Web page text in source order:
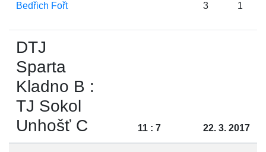
Bedřich Fořt 3 1
DTJ
Sparta
Kladno B :
TJ Sokol
Unhošť C
11 : 7 22. 3. 2017